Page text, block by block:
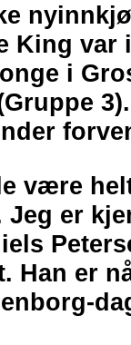
King var
i
være
er
Han er